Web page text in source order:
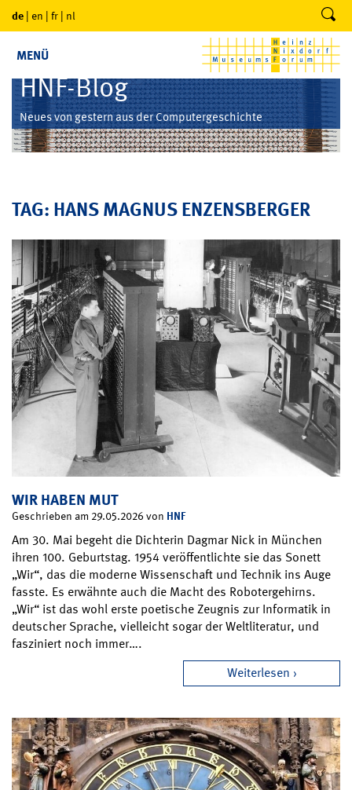
de | en | fr | nl
MENÜ
HNF-Blog
Neues von gestern aus der Computergeschichte
TAG: HANS MAGNUS ENZENSBERGER
WIR HABEN MUT
Geschrieben am 29.05.2026 von HNF
Am 30. Mai begeht die Dichterin Dagmar Nick in München
ihren 100. Geburtstag. 1954 veröffentlichte sie das Sonett
„Wir“, das die moderne Wissenschaft und Technik ins Auge
fasste. Es erwähnte auch die Macht des Robotergehirns.
„Wir“ ist das wohl erste poetische Zeugnis zur Informatik in
deutscher Sprache, vielleicht sogar der Weltliteratur, und
fasziniert noch immer….
Weiterlesen